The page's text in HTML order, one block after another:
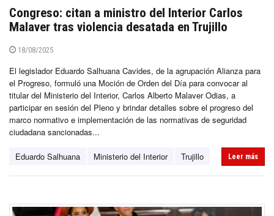
Congreso: citan a ministro del Interior Carlos
Malaver tras violencia desatada en Trujillo
18/08/2025
El legislador Eduardo Salhuana Cavides, de la agrupación Alianza para
el Progreso, formuló una Moción de Orden del Día para convocar al
titular del Ministerio del Interior, Carlos Alberto Malaver Odias, a
participar en sesión del Pleno y brindar detalles sobre el progreso del
marco normativo e implementación de las normativas de seguridad
ciudadana sancionadas...
Eduardo Salhuana Ministerio del Interior Trujillo Leer más